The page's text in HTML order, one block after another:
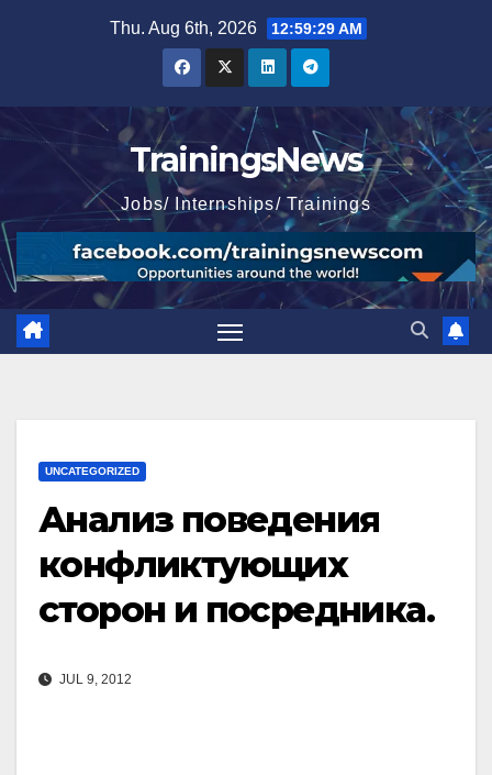
Thu. Aug 6th, 2026 12:59:30 AM
TrainingsNews
Jobs/ Internships/ Trainings
UNCATEGORIZED
Анализ поведения
конфликтующих
сторон и посредника.
JUL 9, 2012